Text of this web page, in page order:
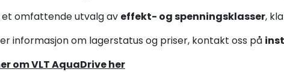
et omfattende utvalg av effekt- og spenningsklasser,
informasjon om lagerstatus og priser, kontakt oss på
om VLT AquaDrive her